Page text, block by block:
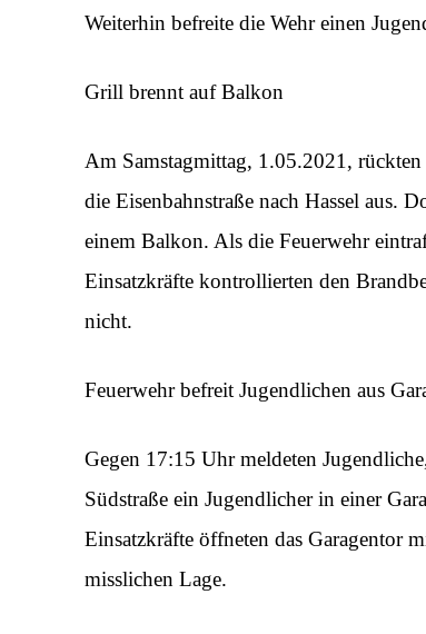
Weiterhin befreite die Wehr einen
Grill brennt auf Balkon
Am Samstagmittag, 1.05.2021,
die Eisenbahnstraße nach Hassel aus.
einem Balkon. Als die Feuerwehr
Einsatzkräfte kontrollierten den
nicht.
Feuerwehr befreit Jugendlichen aus
Gegen 17:15 Uhr meldeten
Südstraße ein Jugendlicher in einer
Einsatzkräfte öffneten das Garagentor
misslichen Lage.